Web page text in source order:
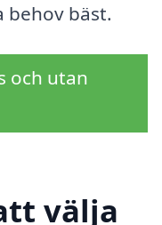
behov bäst.
och utan
välja